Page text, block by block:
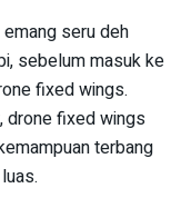
seru deh
sebelum masuk ke
fixed wings.
drone fixed wings
terbang